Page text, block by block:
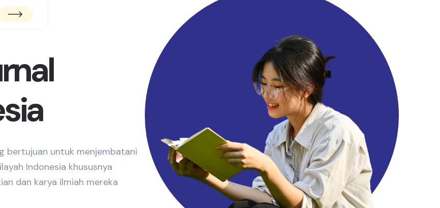
bertujuan untuk menjembatani
Indonesia khususnya
dan karya ilmiah mereka